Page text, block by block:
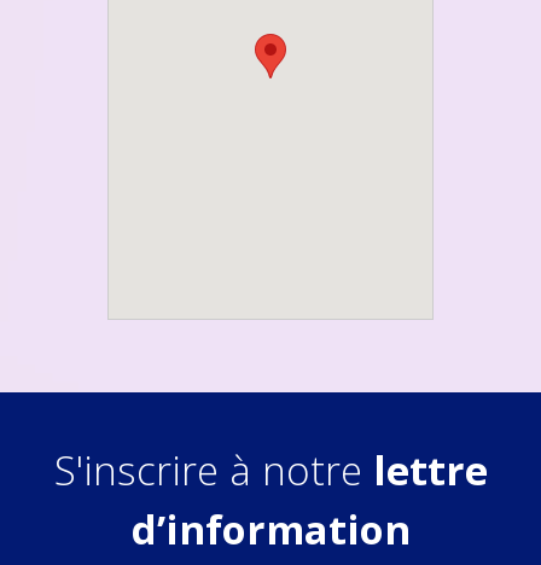
S'inscrire à notre lettre
d’information